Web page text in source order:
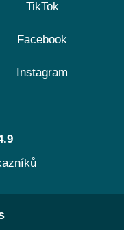
TikTok
Facebook
Instagram